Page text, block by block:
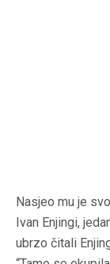
Nasjeo mu je
Ivan Enjingi,
ubrzo čitali